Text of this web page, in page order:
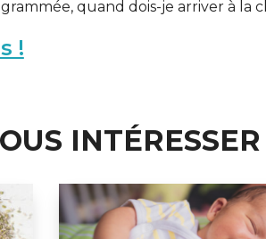
quand dois-je arriver à la
!
INTÉRESSER